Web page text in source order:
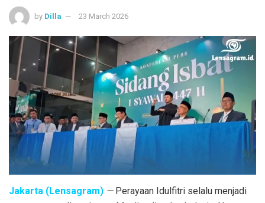
by Dilla 23 March 2026
Jakarta (Lensagram) — Perayaan Idulfitri selalu menjadi